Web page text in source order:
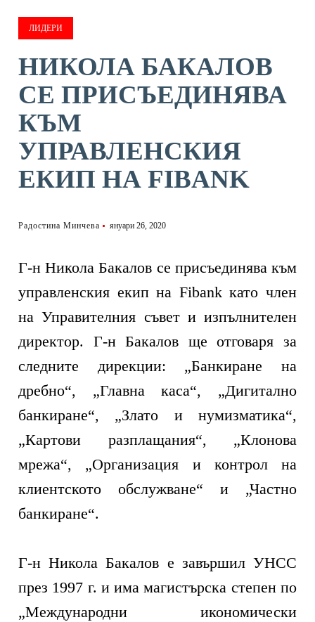
ЛИДЕРИ
НИКОЛА БАКАЛОВ
СЕ ПРИСЪЕДИНЯВА
КЪМ
УПРАВЛЕНСКИЯ
ЕКИП НА FIBANK
Радостина Минчева януари 26, 2020
Г-н Никола Бакалов се присъединява към
управленския екип на Fibank като член
на Управителния съвет и изпълнителен
директор. Г-н Бакалов ще отговаря за
следните дирекции: „Банкиране на
дребно“, „Главна каса“, „Дигитално
банкиране“, „Злато и нумизматика“,
„Картови разплащания“, „Клонова
мрежа“, „Организация и контрол на
клиентското обслужване“ и „Частно
банкиране“.
Г-н Никола Бакалов е завършил УНСС
през 1997 г. и има магистърска степен по
„Международни икономически